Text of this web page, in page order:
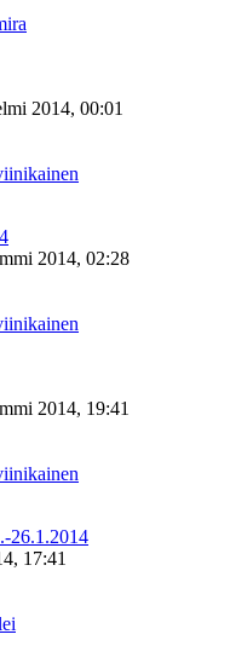
2014, 00:01
2014, 02:28
2014, 19:41
26.1.2014
17:41